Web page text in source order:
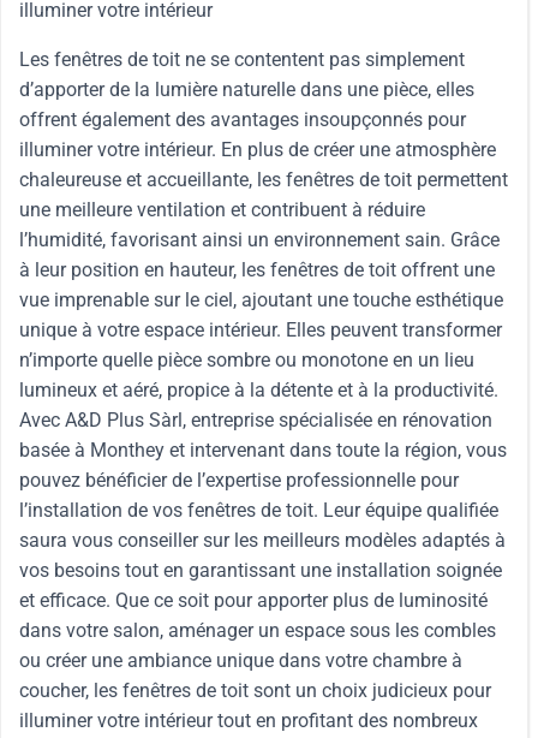
illuminer votre intérieur
Les fenêtres de toit ne se contentent pas simplement
d’apporter de la lumière naturelle dans une pièce, elles
offrent également des avantages insoupçonnés pour
illuminer votre intérieur. En plus de créer une atmosphère
chaleureuse et accueillante, les fenêtres de toit permettent
une meilleure ventilation et contribuent à réduire
l’humidité, favorisant ainsi un environnement sain. Grâce
à leur position en hauteur, les fenêtres de toit offrent une
vue imprenable sur le ciel, ajoutant une touche esthétique
unique à votre espace intérieur. Elles peuvent transformer
n’importe quelle pièce sombre ou monotone en un lieu
lumineux et aéré, propice à la détente et à la productivité.
Avec A&D Plus Sàrl, entreprise spécialisée en rénovation
basée à Monthey et intervenant dans toute la région, vous
pouvez bénéficier de l’expertise professionnelle pour
l’installation de vos fenêtres de toit. Leur équipe qualifiée
saura vous conseiller sur les meilleurs modèles adaptés à
vos besoins tout en garantissant une installation soignée
et efficace. Que ce soit pour apporter plus de luminosité
dans votre salon, aménager un espace sous les combles
ou créer une ambiance unique dans votre chambre à
coucher, les fenêtres de toit sont un choix judicieux pour
illuminer votre intérieur tout en profitant des nombreux